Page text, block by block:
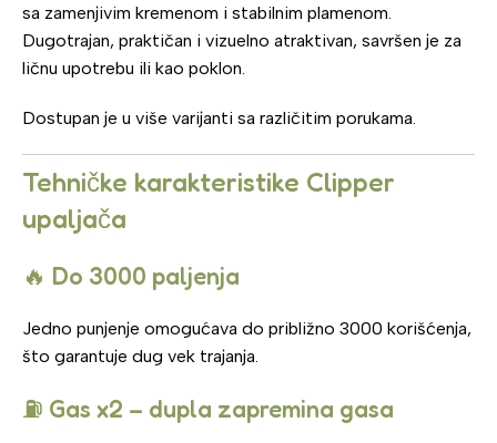
sa zamenjivim kremenom i stabilnim plamenom.
Dugotrajan, praktičan i vizuelno atraktivan, savršen je za
ličnu upotrebu ili kao poklon.
Dostupan je u više varijanti sa različitim porukama.
Tehničke karakteristike Clipper
upaljača
🔥 Do 3000 paljenja
Jedno punjenje omogućava do približno 3000 korišćenja,
što garantuje dug vek trajanja.
⛽ Gas x2 – dupla zapremina gasa